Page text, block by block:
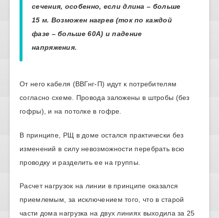
сечения, особенно, если длина – больше
15 м. Возможен нагрев (ток по каждой
фазе – больше 60А) и падение
напряжения.
От него кабеля (ВВГнг-П) идут к потребителям
согласно схеме. Провода заложены в штробы (без
гофры), и на потолке в гофре.
В принципе, РЩ в доме остался практически без
изменений в силу невозможности перебрать всю
проводку и разделить ее на группы.
Расчет нагрузок на линии в принципе оказался
приемлемым, за исключением того, что в старой
части дома нагрузка на двух линиях выходила за 25